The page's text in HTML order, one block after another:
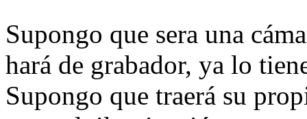
Supongo que sera una
hará de grabador, ya lo
Supongo que traerá su